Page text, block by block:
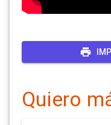
Quiero